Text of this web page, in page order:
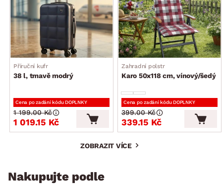
Příruční kufr
38 l, tmavě modrý
Cena po zadání kódu DOPLNKY
1 019.15 Kč
1 199.00 Kč
Zahradní polstr
Karo 50x118 cm, vínový/šedý
Cena po zadání kódu DOPLNKY
339.15 Kč
399.00 Kč
ZOBRAZIT VÍCE
Nakupujte podle